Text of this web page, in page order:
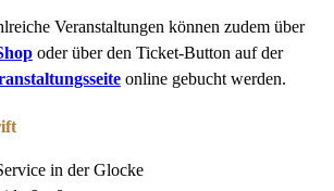
Veranstaltungen können zudem über
oder über den Ticket-Button auf der
online gebucht werden.
in der Glocke